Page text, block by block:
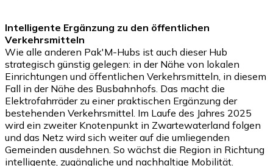
Intelligente Ergänzung zu den öffentlichen
Verkehrsmitteln
Wie alle anderen Pak'M-Hubs ist auch dieser Hub
strategisch günstig gelegen: in der Nähe von lokalen
Einrichtungen und öffentlichen Verkehrsmitteln, in diesem
Fall in der Nähe des Busbahnhofs. Das macht die
Elektrofahrräder zu einer praktischen Ergänzung der
bestehenden Verkehrsmittel. Im Laufe des Jahres 2025
wird ein zweiter Knotenpunkt in Zwartewaterland folgen
und das Netz wird sich weiter auf die umliegenden
Gemeinden ausdehnen. So wächst die Region in Richtung
intelligente, zugängliche und nachhaltige Mobilität.